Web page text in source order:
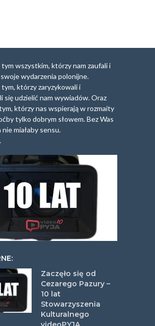
tym wszystkim, którzy nam zaufali i
wydarzenia polonijne.
którzy zaryzykowali i
się udzielić nam wywiadów. Oraz
którzy nas wspierają w rozmaity
tylko dobrym słowem. Bez Was
nie miałaby sensu.
Zaczęło się od
Cezarego Pazury –
10 lat
Stowarzyszenia
Kulturalnego